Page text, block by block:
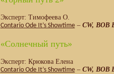
Эксперт: Тимофеева О.
Contario Ode It’s Showtime– CW, BOB
«Солнечный путь»
Эксперт: Крюкова Елена
Contario Ode It’s Showtime– CW, BOB